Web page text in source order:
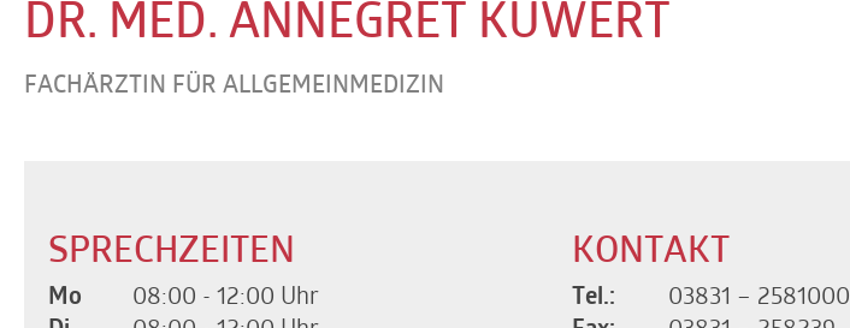
DR. MED. ANNEGRET KUWERT
FACHÄRZTIN FÜR ALLGEMEINMEDIZIN
SPRECHZEITEN
Mo
08:00 - 12:00 Uhr
KONTAKT
Tel.:
03831 – 2581000